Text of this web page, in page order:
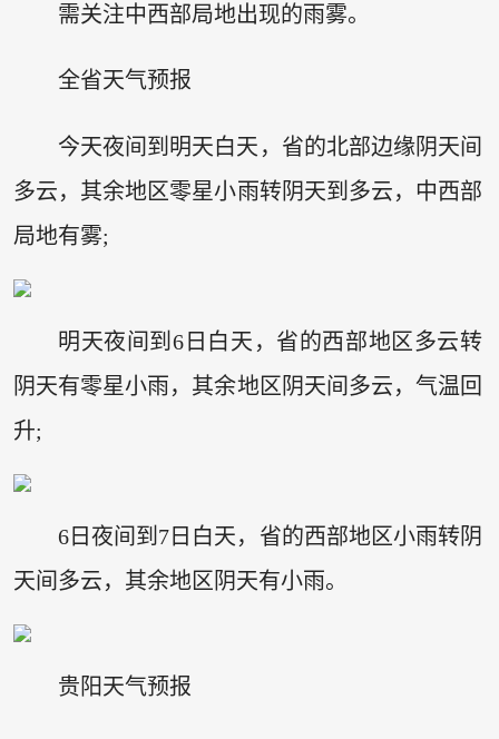
需关注中西部局地出现的雨雾。
全省天气预报
今天夜间到明天白天，省的北部边缘阴天间
多云，其余地区零星小雨转阴天到多云，中西部
局地有雾;
明天夜间到6日白天，省的西部地区多云转
阴天有零星小雨，其余地区阴天间多云，气温回
升;
6日夜间到7日白天，省的西部地区小雨转阴
天间多云，其余地区阴天有小雨。
贵阳天气预报